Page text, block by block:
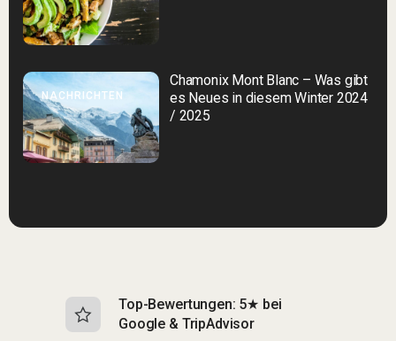
NACHRICHTEN
Chamonix Mont Blanc – Was gibt
es Neues in diesem Winter 2024
/ 2025
Top-Bewertungen: 5★ bei
Google & TripAdvisor